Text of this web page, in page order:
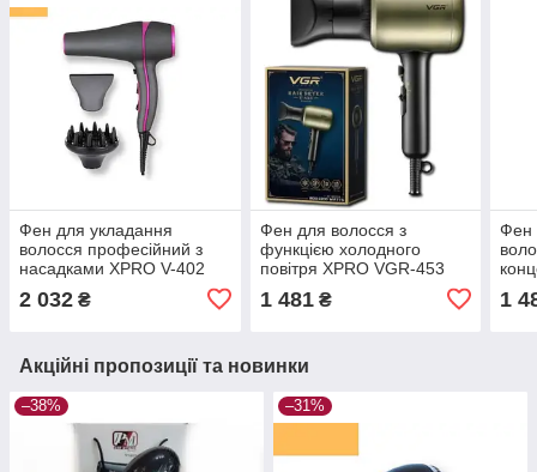
Фен для укладання
волосся професійний з
насадками XPRO V-402
2 032 ₴
Фен для волосся з
функцією холодного
повітря XPRO VGR-453
1 481₴
Фен
1
Акційні пропозиції та новинки
–38% –31%